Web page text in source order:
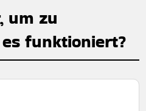
um zu
funktioniert?